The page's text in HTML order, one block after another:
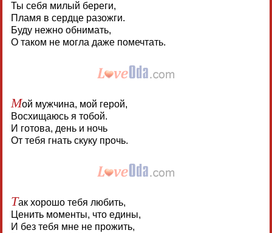
Ты себя милый береги,
Пламя в сердце разожги.
Буду нежно обнимать,
О таком не могла даже помечтать.
Мой мужчина, мой герой,
Восхищаюсь я тобой.
И готова, день и ночь
От тебя гнать скуку прочь.
Так хорошо тебя любить,
Ценить моменты, что едины,
И без тебя мне не прожить,